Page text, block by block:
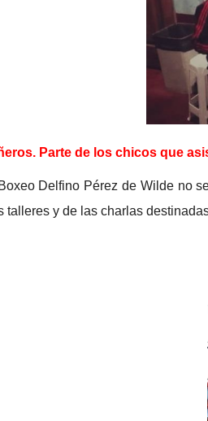
Parte de los chicos que
Delfino Pérez de Wilde no
talleres y de las charlas